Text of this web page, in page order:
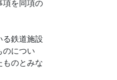
項を同項の
鉄道施設
につい
のとみな